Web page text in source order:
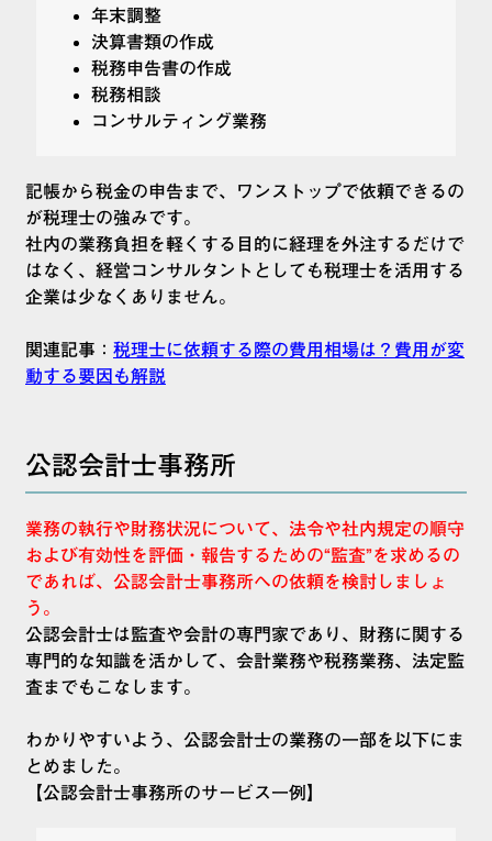
年末調整
決算書類の作成
税務申告書の作成
税務相談
コンサルティング業務
記帳から税金の申告まで、ワンストップで依頼できるの
が税理士の強みです。
社内の業務負担を軽くする目的に経理を外注するだけで
はなく、経営コンサルタントとしても税理士を活用する
企業は少なくありません。
関連記事： 税理士に依頼する際の費用相場は？費用が変
動する要因も解説
公認会計士事務所
業務の執行や財務状況について、法令や社内規定の順守
および有効性を評価・報告するための“監査”を求めるの
であれば、公認会計士事務所への依頼を検討しましょ
う。
公認会計士は監査や会計の専門家であり、財務に関する
専門的な知識を活かして、会計業務や税務業務、法定監
査までもこなします。
わかりやすいよう、公認会計士の業務の一部を以下にま
とめました。
【公認会計士事務所のサービス一例】